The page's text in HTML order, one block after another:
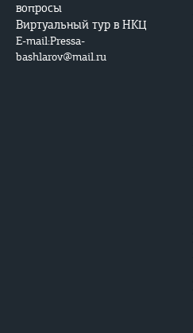
вопросы
Виртуальный тур в НКЦ
E-mail:Pressa-
bashlarov@mail.ru